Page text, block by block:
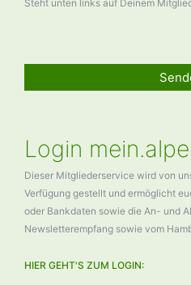
Steht unten links auf Deinem
Login
Dieser Mitgliederservice wird von
Verfügung gestellt und ermöglicht
oder Bankdaten sowie die An- und
Newsletterempfang sowie vom
HIER GEHT'S ZUM LOGIN: